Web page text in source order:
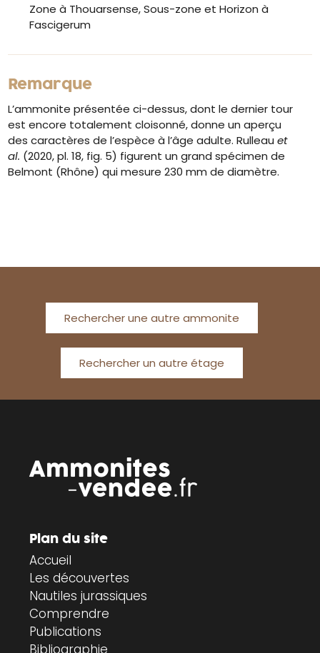
Zone à Thouarsense, Sous-zone et Horizon à
Fascigerum
Remarque
L’ammonite présentée ci-dessus, dont le dernier tour
est encore totalement cloisonné, donne un aperçu
des caractères de l’espèce à l’âge adulte. Rulleauet
al. (2020, pl. 18, fig. 5) figurent un grand spécimen de
Belmont (Rhône) qui mesure 230 mm de diamètre.
Rechercher une autre ammonite
Rechercher un autre étage
Plan du site
Accueil
Les découvertes
Nautiles jurassiques
Comprendre
Publications